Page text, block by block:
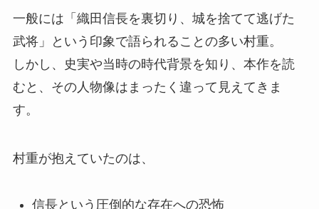
一般には「織田信長を裏切り、城を捨てて逃げた
武将」という印象で語られることの多い村重。
しかし、史実や当時の時代背景を知り、本作を読
むと、その人物像はまったく違って見えてきま
す。
村重が抱えていたのは、
信長という圧倒的な存在への恐怖